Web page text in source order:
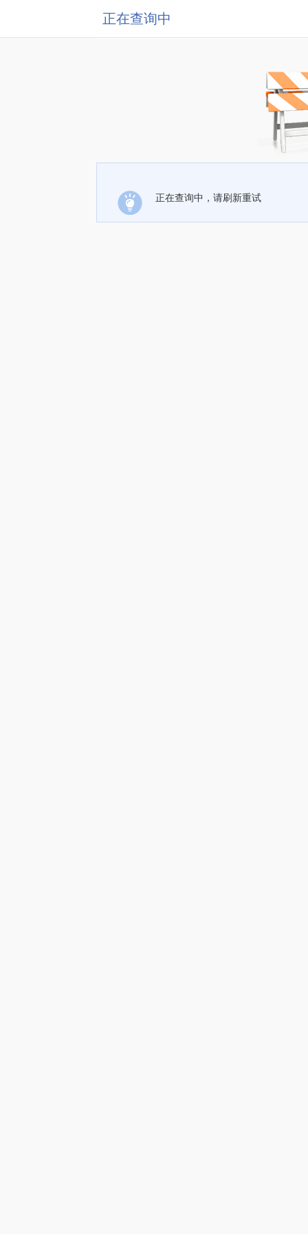
正在查询中
正在查询中，请刷新重试